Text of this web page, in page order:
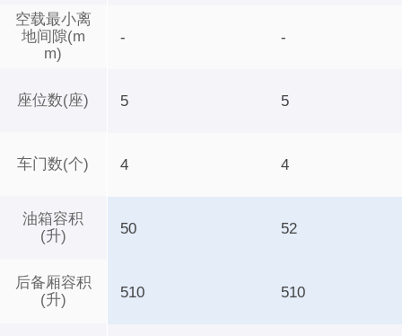
空载最小离
地间隙(m
m)
座位数(座)
车门数(个)
油箱容积
(升)
后备厢容积
(升)
- -
5 5
4 4
50 52
510 510